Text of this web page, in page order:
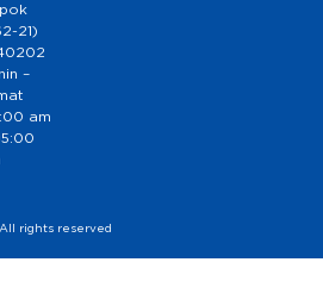
21)
–
am
rights reserved